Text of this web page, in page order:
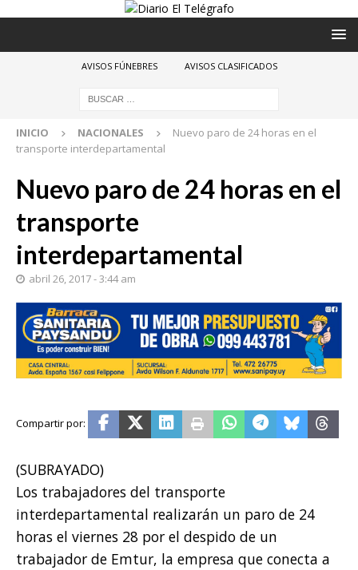
AVISOS FÚNEBRES AVISOS CLASIFICADOS
INICIO NACIONALES
Nuevo paro de 24 horas en el
transporte interdepartamental
Nuevo paro de 24 horas en el
transporte
interdepartamental
abril 26, 2017 - 3:44 am
(SUBRAYADO)
Los trabajadores del transporte
interdepartamental realizarán un paro de 24
horas el viernes 28 por el despido de un
trabajador de Emtur, la empresa que conecta a